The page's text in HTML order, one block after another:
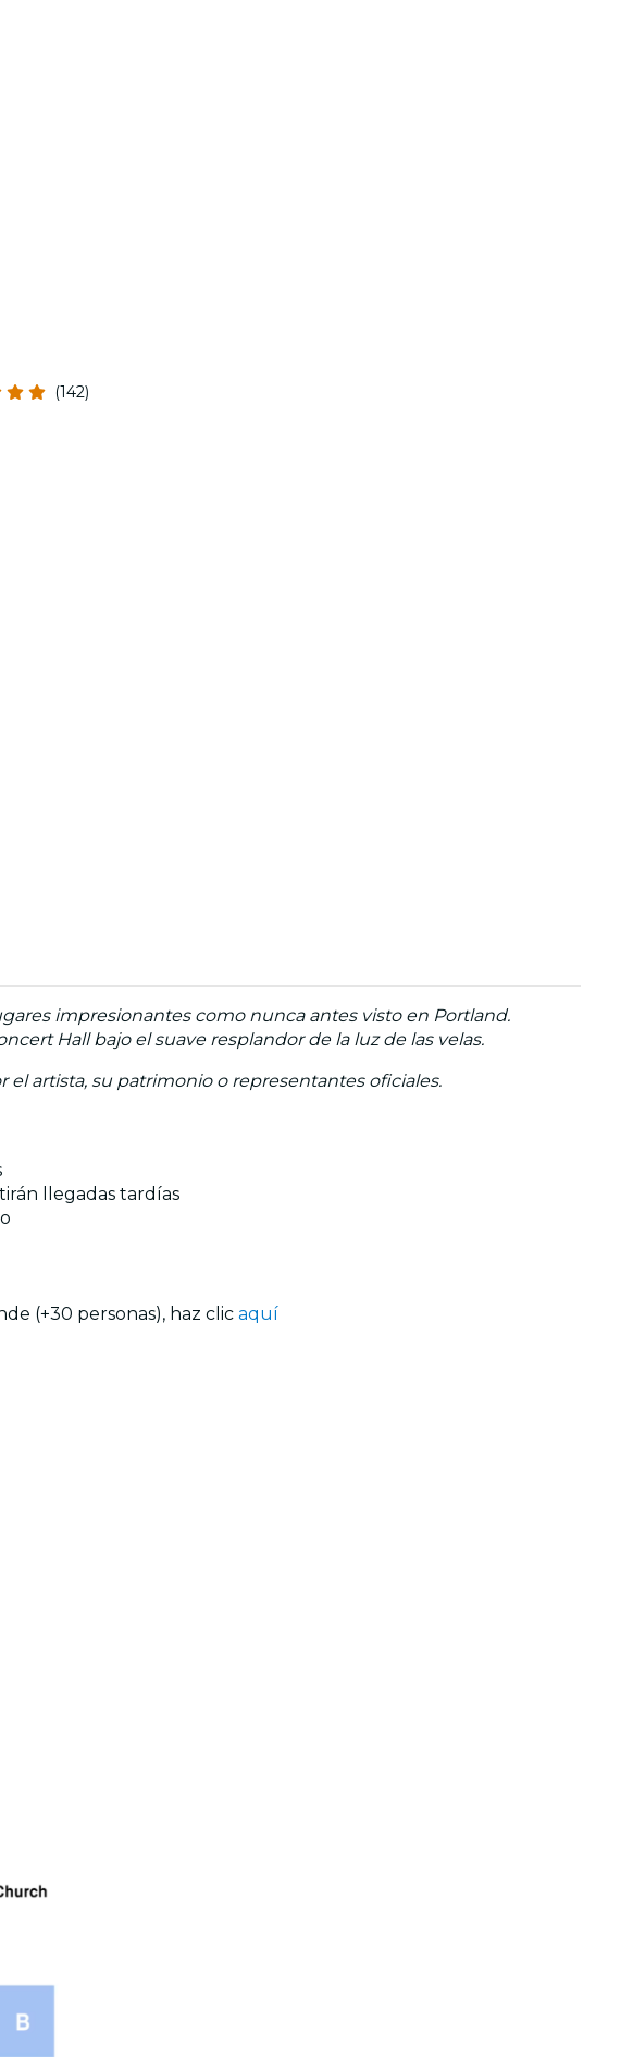
(142)
impresionantes como nunca antes visto en Portland.
Hall bajo el suave resplandor de la luz de las velas.
artista, su patrimonio o representantes oficiales.
llegadas tardías
(+30 personas), haz clic aquí